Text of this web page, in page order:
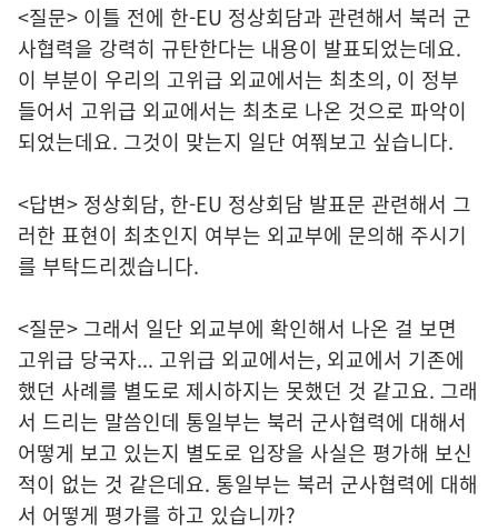
<질문> 이틀 전에 한-EU 정상회담과 관련해서 북러 군
사협력을 강력히 규탄한다는 내용이 발표되었는데요.
이 부분이 우리의 고위급 외교에서는 최초의, 이 정부
들어서 고위급 외교에서는 최초로 나온 것으로 파악이
되었는데요. 그것이 맞는지 일단 여쭤보고 싶습니다.
<답변> 정상회담, 한-EU 정상회담 발표문 관련해서 그
러한 표현이 최초인지 여부는 외교부에 문의해 주시기
를 부탁드리겠습니다.
<질문> 그래서 일단 외교부에 확인해서 나온 걸 보면
고위급 당국자... 고위급 외교에서는, 외교에서 기존에
했던 사례를 별도로 제시하지는 못했던 것 같고요. 그래
서 드리는 말씀인데 통일부는 북러 군사협력에 대해서
어떻게 보고 있는지 별도로 입장을 사실은 평가해 보신
적이 없는 것 같은데요. 통일부는 북러 군사협력에 대해
서 어떻게 평가를 하고 있습니까?